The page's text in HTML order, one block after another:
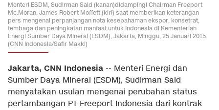
Menteri ESDM, Sudirman Said (kanan)didampingi Chairman Freeport
Mc.Moran, James Robert Moffett (kiri) saat memberikan keterangan
pers mengenai perpanjangan nota kesepahaman ekspor, konsetrat,
tembaga dan peningkatan manfaat untuk Indonesia di Kementerian
Energi Sumber Daya Mineral (ESDM), Jakarta, Minggu, 25 Januari 2015.
(CNN Indonesia/Safir Makki)
Jakarta, CNN Indonesia -- Menteri Energi dan
Sumber Daya Mineral (ESDM), Sudirman Said
menyatakan usulan mengenai perubahan status
pertambangan PT Freeport Indonesia dari kontrak